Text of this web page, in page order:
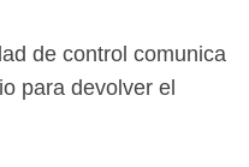
de control comunica
para devolver el